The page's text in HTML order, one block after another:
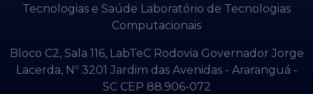
Tecnologias e Saúde Laboratório de Tecnologias
Computacionais
Bloco C2, Sala 116, LabTeC Rodovia Governador Jorge
Lacerda, Nº 3201 Jardim das Avenidas - Araranguá -
SC CEP 88.906-072